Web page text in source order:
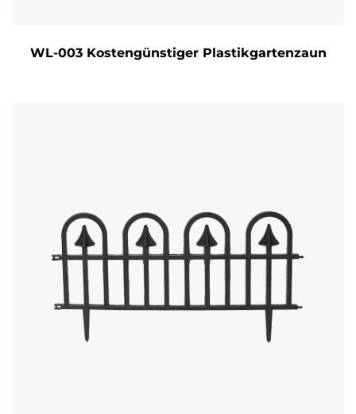
WL-003 Kostengünstiger Plastikgartenzaun